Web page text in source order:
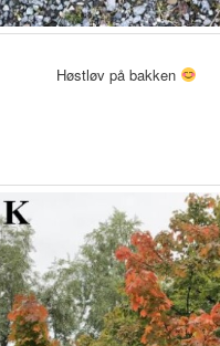
Høstløv på bakken